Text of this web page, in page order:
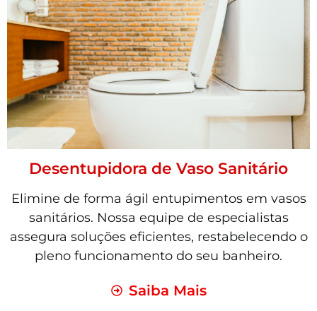
Desentupidora de Vaso Sanitário
Elimine de forma ágil entupimentos em vasos
sanitários. Nossa equipe de especialistas
assegura soluções eficientes, restabelecendo o
pleno funcionamento do seu banheiro.
Saiba Mais